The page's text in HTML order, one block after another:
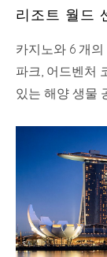
리조트 월드
카지노와 6 개
파크, 어드벤처
있는 해양 생물